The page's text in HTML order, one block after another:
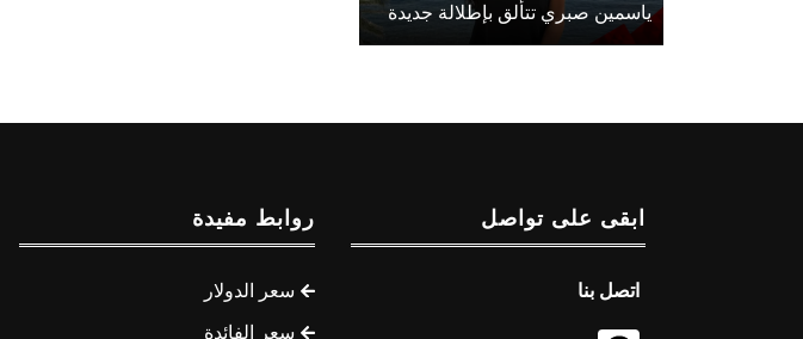
ياسمين صبري تتألق بإطلالة جديدة
ابقى على تواصل
اتصل بنا
روابط مفيدة
سعر الدولار
سعر الفائدة